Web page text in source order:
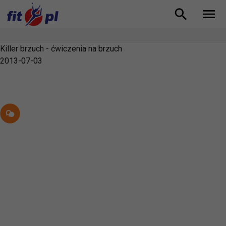
Killer brzuch - ćwiczenia na brzuch
2013-07-03